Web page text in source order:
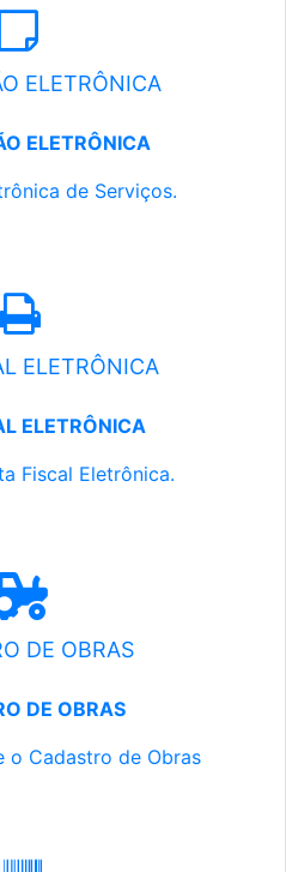
ELETRÔNICA
ELETRÔNICA
de Serviços.
ELETRÔNICA
ELETRÔNICA
Fiscal Eletrônica.
DE OBRAS
DE OBRAS
o Cadastro de Obras